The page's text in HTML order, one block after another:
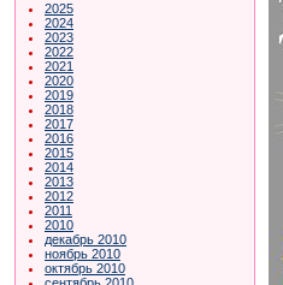
2025
2024
2023
2022
2021
2020
2019
2018
2017
2016
2015
2014
2013
2012
2011
2010
декабрь 2010
ноябрь 2010
октябрь 2010